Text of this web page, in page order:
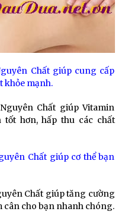
Chất giúp cung cấp
khỏe mạnh.
Chất giúp Vitamin
tốt hơn, hấp thu các chất
Chất giúp cơ thể bạn
Chất giúp tăng cường
cân cho bạn nhanh chóng.